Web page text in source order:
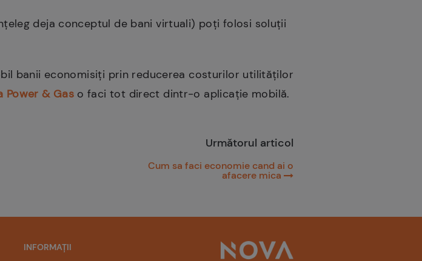
deja conceptul de bani virtuali) poți folosi soluții
banii economisiți prin reducerea costurilor utilităților
Power & Gaso faci tot direct dintr-o aplicație mobilă.
Următorul articol
Cum sa faci economie cand ai o
afacere mica
INFORMAȚII